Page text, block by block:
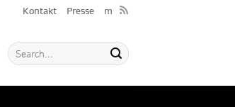
Kontakt Presse m